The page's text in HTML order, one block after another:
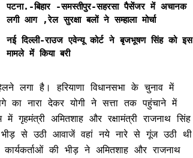
पटना.-बिहार -समस्तीपुर-सहरसा पैसेंजर में अचानक
लगी आग ,रेल सुरक्षा बलों ने सम्हाला मोर्चा
नई दिल्ली-राउज एवेन्यू कोर्ट ने बृजभूषण सिंह को इस
मामले में किया बरी
लगा है। हरियाणा विधानसभा के चुनाव में
का नारा देकर योगी ने सत्ता तक पहुंचाने में
में गृहमंत्री अमितशाह और रक्षामंत्री राजनाथ सिंह
भीड़ से उठी आवाजें वहां नये नारे से गूंज उठी थी
की भीड़ ने अमितशाह और राजनाथ